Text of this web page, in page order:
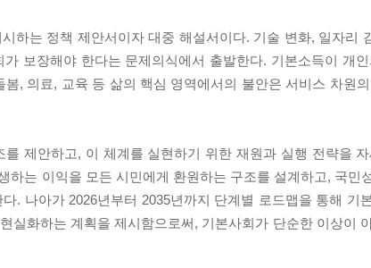
하는 정책 제안서이자 대중 해설서이다. 기술 변화, 일자리
보장해야 한다는 문제의식에서 출발한다. 기본소득이 개
, 의료, 교육 등 삶의 핵심 영역에서의 불안은 서비스 차원
를 제안하고, 이 체계를 실현하기 위한 재원과 실행 전략을
하는 이익을 모든 시민에게 환원하는 구조를 설계하고, 국민
. 나아가 2026년부터 2035년까지 단계별 로드맵을 통해 기
실화하는 계획을 제시함으로써, 기본사회가 단순한 이상이